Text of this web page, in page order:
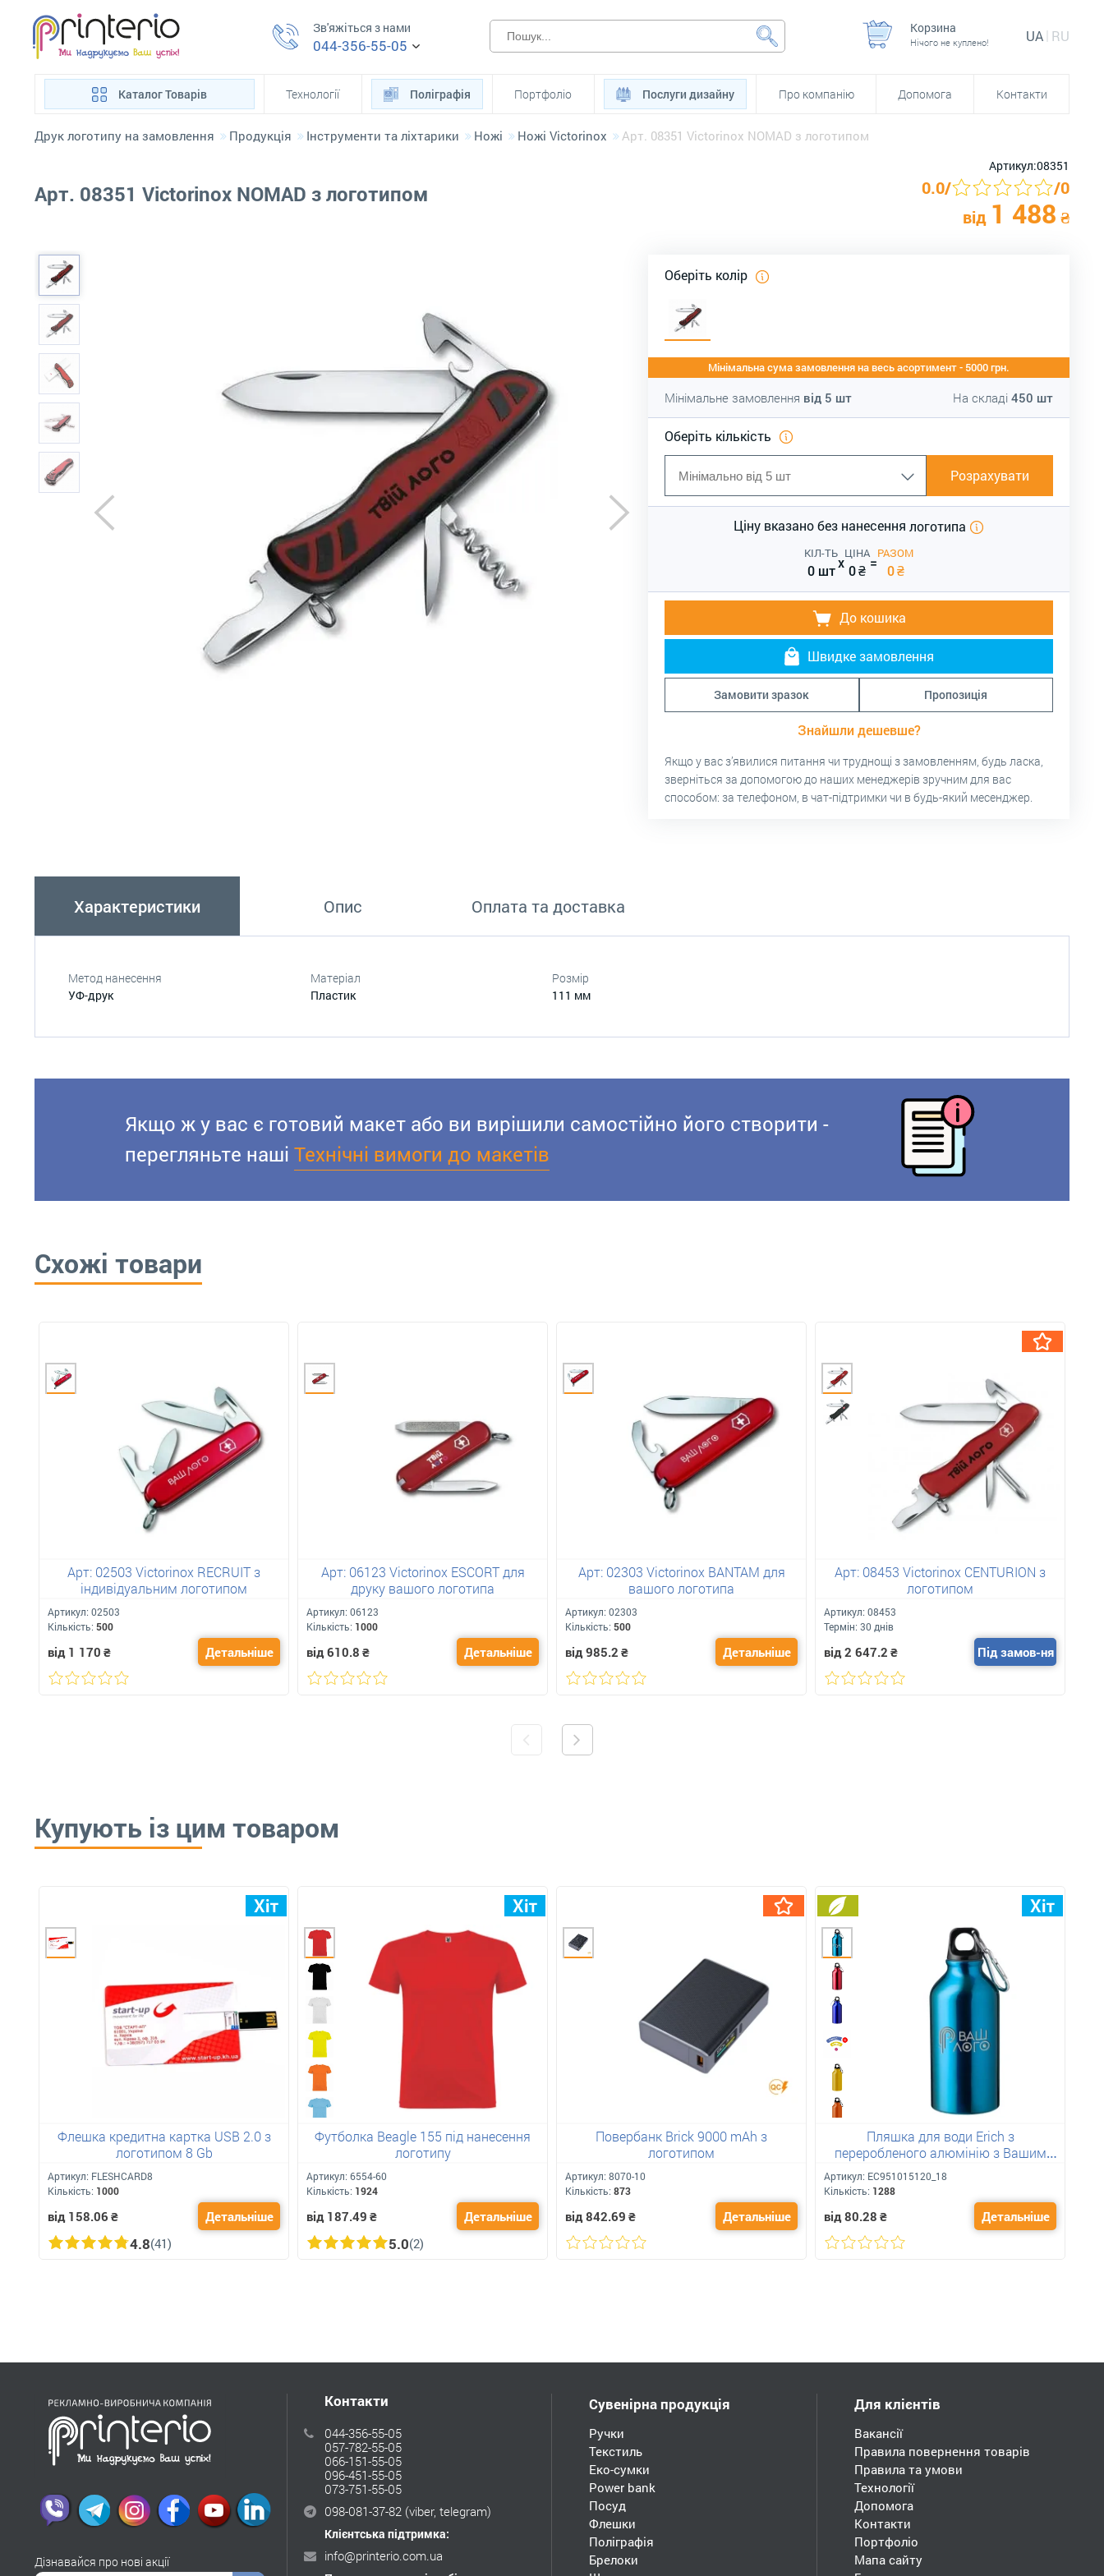
Зв'яжіться з нами
044-356-55-05
Корзина
Нічого не куплено! UA RU
Каталог Товарів Технології Поліграфія Портфоліо Послуги дизайну Про компанію Допомога Контакти
Друк логотипу на замовлення Продукція Інструменти та ліхтарики Ножі Ножі Victorinox Арт. 08351 Victorinox NOMAD з логотипом
Арт. 08351 Victorinox NOMAD з логотипом
Артикул:08351
0.0/ /0
від 1 488 ₴
Оберіть колір
Мінімальна сума замовлення на весь асортимент - 5000 грн.
Мінімальне замовлення від 5 шт На складі 450 шт
Оберіть кількість
Розрахувати
Ціну вказано без нанесення логотипа
КІЛ-ТЬ
0 штx
ЦІНА
0₴ =
РАЗОМ
0₴
До кошика
Швидке замовлення
Замовити зразок Пропозиція
Знайшли дешевше?
Якщо у вас з’явилися питання чи труднощі з замовленням, будь ласка,
зверніться за допомогою до наших менеджерів зручним для вас
способом: за телефоном, в чат-підтримки чи в будь-який месенджер.
Характеристики Опис Оплата та доставка
Метод нанесення
УФ-друк
Матеріал
Пластик
Розмір
111 мм
Якщо ж у вас є готовий макет або ви вирішили самостійно його створити -
перегляньте наші Технічні вимоги до макетів
Схожі товари
Арт: 02503 Victorinox RECRUIT з
індивідуальним логотипом
Артикул: 02503
Кількість: 500
від 1 170 ₴ Детальніше
Арт: 06123 Victorinox ESCORT для
друку вашого логотипа
Артикул: 06123
Кількість: 1000
від 610.8 ₴ Детальніше
Арт: 02303 Victorinox BANTAM для
вашого логотипа
Артикул: 02303
Кількість: 500
від 985.2 ₴ Детальніше
Арт: 08453 Victorinox CENTURION з
логотипом
Артикул: 08453
Термін: 30 днів
від 2 647.2 ₴ Під замов-ня
Купують із цим товаром
Флешка кредитна картка USB 2.0 з
логотипом 8 Gb
Артикул: FLESHCARD8
Кількість: 1000
від 158.06 ₴ Детальніше
4.8(41)
Футболка Beagle 155 під нанесення
логотипу
Артикул: 6554-60
Кількість: 1924
від 187.49 ₴ Детальніше
5.0(2)
Повербанк Brick 9000 mAh з
логотипом
Артикул: 8070-10
Кількість: 873
від 842.69 ₴ Детальніше
Пляшка для води Erich з
переробленого алюмінію з Вашим
лого 400 мл
Артикул: ЕС951015120_18
Кількість: 1288
від 80.28 ₴ Детальніше
Дізнавайся про нові акції
Контакти
044-356-55-05
057-782-55-05
066-151-55-05
096-451-55-05
073-751-55-05
098-081-37-82(viber, telegram)
Клієнтська підтримка:
info@printerio.com.ua
Сувенірна продукція
Ручки
Текстиль
Еко-сумки
Power bank
Посуд
Флешки
Поліграфія
Брелоки
Для клієнтів
Вакансії
Правила повернення товарів
Правила та умови
Технології
Допомога
Контакти
Портфоліо
Мапа сайту